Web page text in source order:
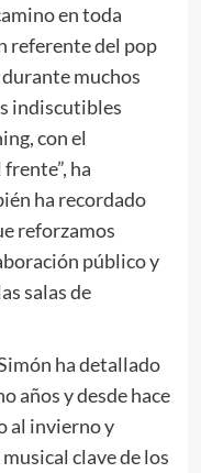
en toda
referente del pop
muchos
indiscutibles
con el
ha
ha recordado
reforzamos
público y
salas de
ha detallado
años y desde hace
al invierno y
clave de los